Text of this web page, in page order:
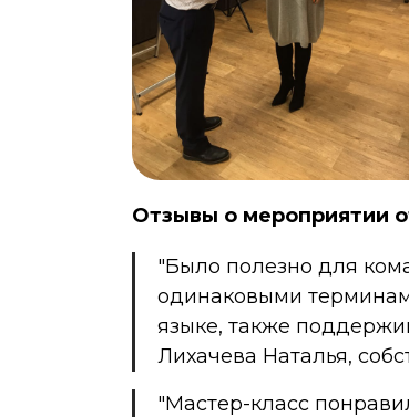
Отзывы о мероприятии
"Было полезно для
одинаковыми
языке, также
Лихачева Наталья,
"Мастер-класс